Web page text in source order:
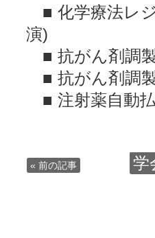
■ 化学療法レ
演)
■ 抗がん剤
■ 抗がん剤調
■ 注射薬自動
学
« 前の記事